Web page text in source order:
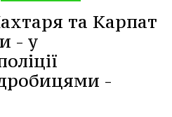
та Карпат
- у
-